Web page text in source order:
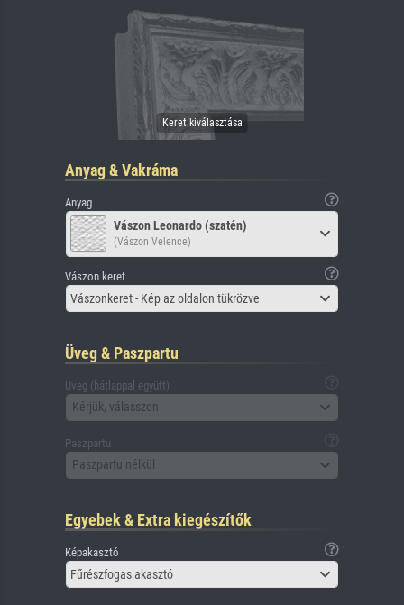
Anyag & Vakráma
Anyag
Vászon Leonardo (szatén)
(Vászon Velence)
Vászon keret
Vászonkeret - Kép az oldalon tükrözve
Üveg & Paszpartu
Üveg (hátlappal együtt)
Kérjük, válasszon
Paszpartu
Paszpartu nélkül
Egyebek & Extra kiegészítők
Képakasztó
Fűrészfogas akasztó